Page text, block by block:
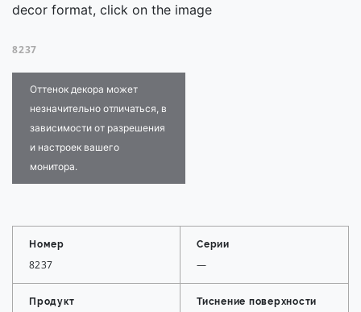
decor format, click on the image
8237
Оттенок декора может
незначительно отличаться, в
зависимости от разрешения
и настроек вашего
монитора.
Номер
8237
Серии
—
Продукт Тиснение поверхности